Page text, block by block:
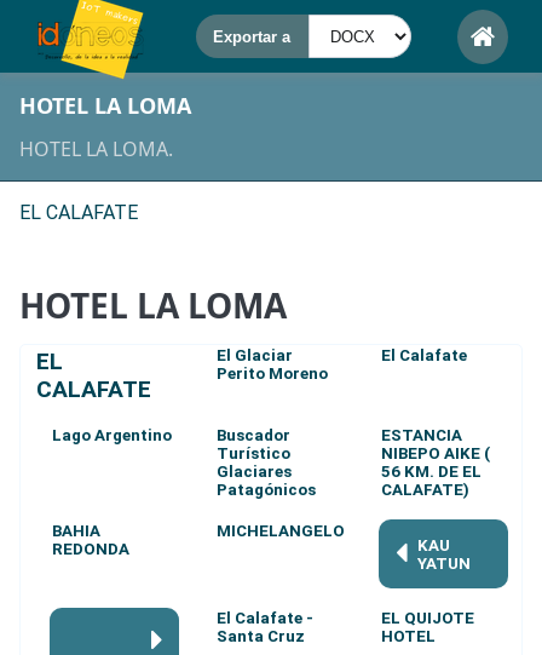
HOTEL LA LOMA
HOTEL LA LOMA.
EL CALAFATE
HOTEL LA LOMA
EL
CALAFATE
El Glaciar
Perito Moreno
El Calafate
Lago Argentino
Buscador
Turístico
Glaciares
Patagónicos
ESTANCIA
NIBEPO AIKE (
56 KM. DE EL
CALAFATE)
BAHIA
REDONDA
MICHELANGELO
KAU
YATUN
El Calafate -
Santa Cruz
EL QUIJOTE
HOTEL